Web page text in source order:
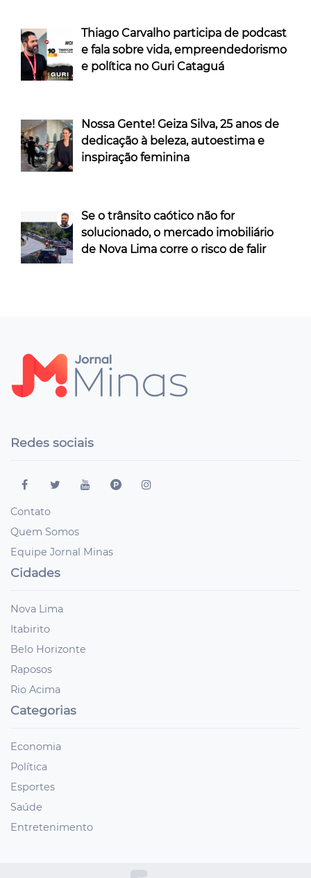
Thiago Carvalho participa de podcast
e fala sobre vida, empreendedorismo
e política no Guri Cataguá
Nossa Gente! Geiza Silva, 25 anos de
dedicação à beleza, autoestima e
inspiração feminina
Se o trânsito caótico não for
solucionado, o mercado imobiliário
de Nova Lima corre o risco de falir
Redes sociais
Contato
Quem Somos
Equipe Jornal Minas
Cidades
Nova Lima
Itabirito
Belo Horizonte
Raposos
Rio Acima
Categorias
Economia
Política
Esportes
Saúde
Entretenimento